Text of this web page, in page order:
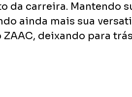
da carreira. Mantendo
ainda mais sua
deixando para trás